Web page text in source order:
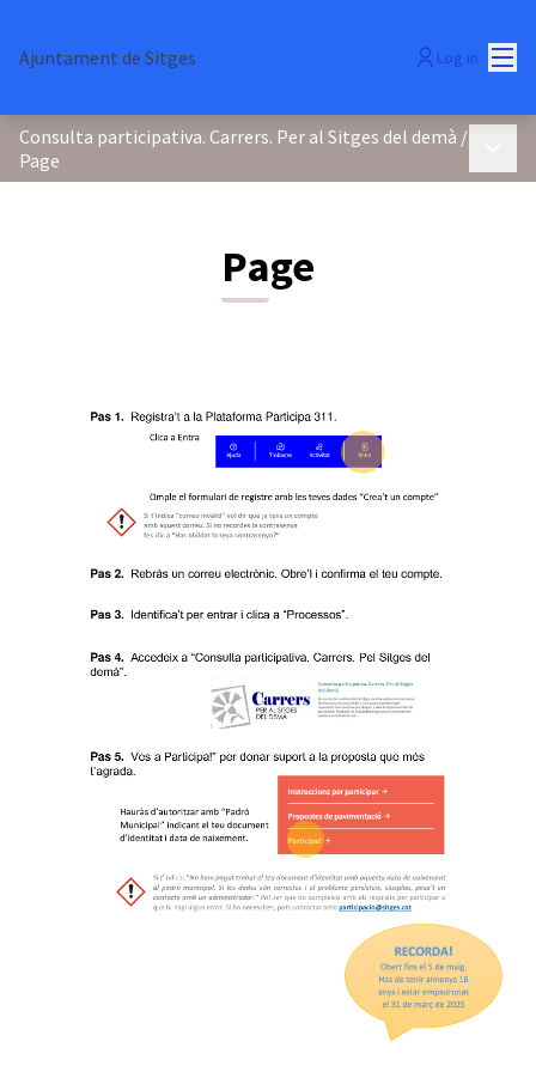
Ajuntament de Sitges Log in
Consulta participativa. Carrers. Per al Sitges del demà /
Page
Page